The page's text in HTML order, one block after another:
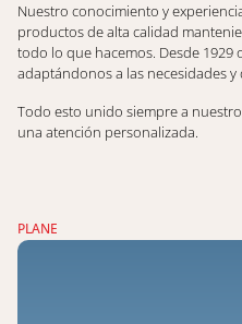
Nuestro conocimiento y
productos de alta calidad
todo lo que hacemos. Desde
adaptándonos a las necesidades
Todo esto unido siempre a
una atención personalizada.
PLANE